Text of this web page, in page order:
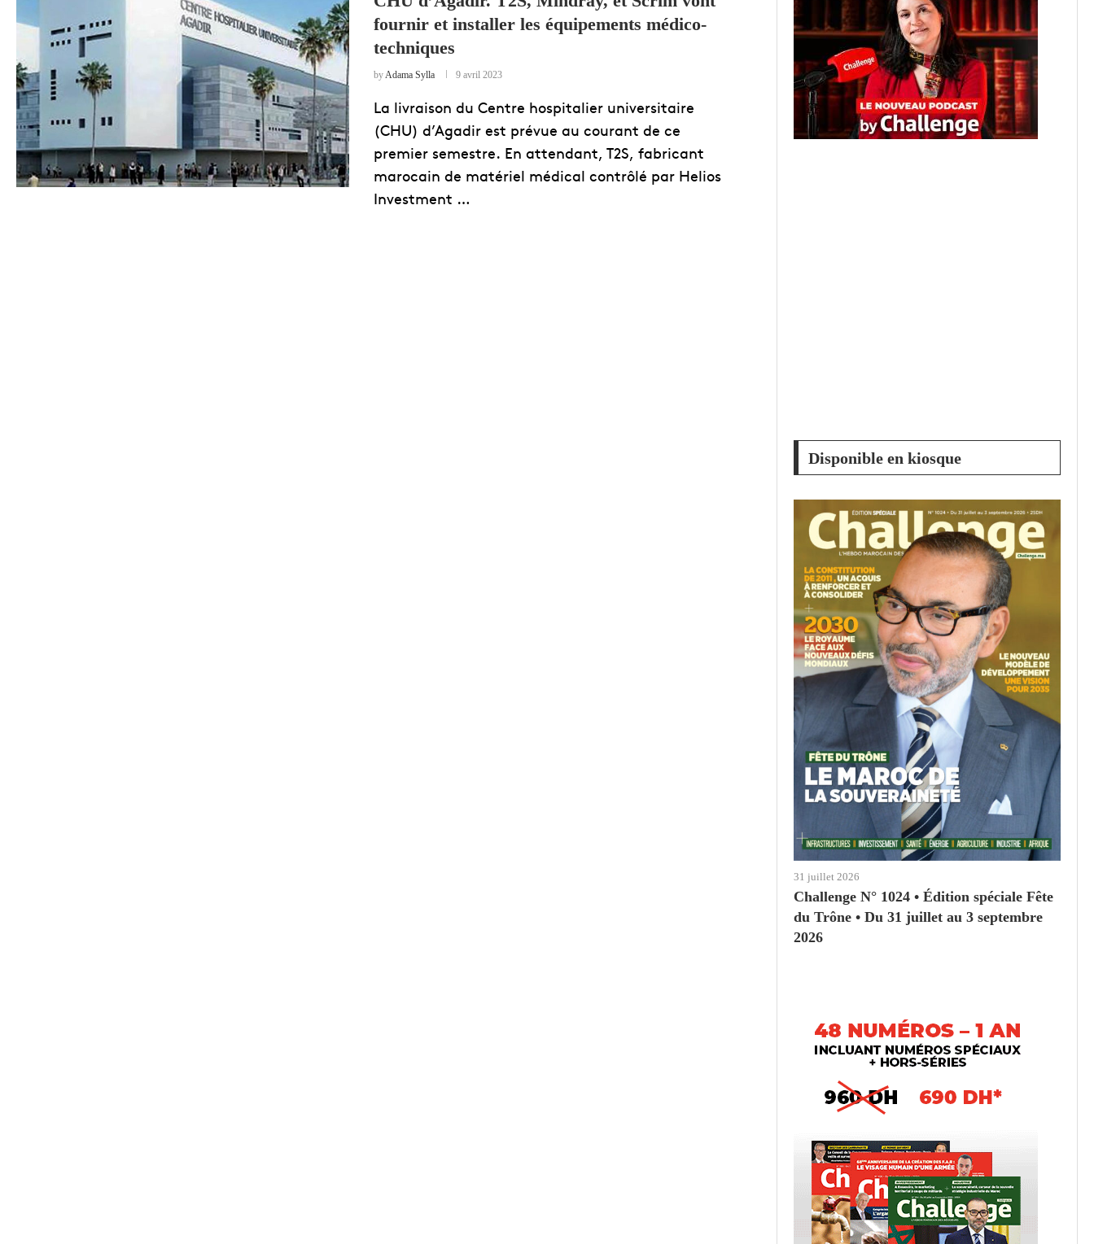
COMMERCE EDUCATION
fournir et installer les équipements médico-
techniques
byAdama Sylla 9 avril 2023
La livraison du Centre hospitalier universitaire
(CHU) d’Agadir est prévue au courant de ce
premier semestre. En attendant, T2S, fabricant
marocain de matériel médical contrôlé par Helios
Investment …
Disponible en kiosque
31 juillet 2026
Challenge N° 1024 • Édition spéciale Fête
du Trône • Du 31 juillet au 3 septembre
2026